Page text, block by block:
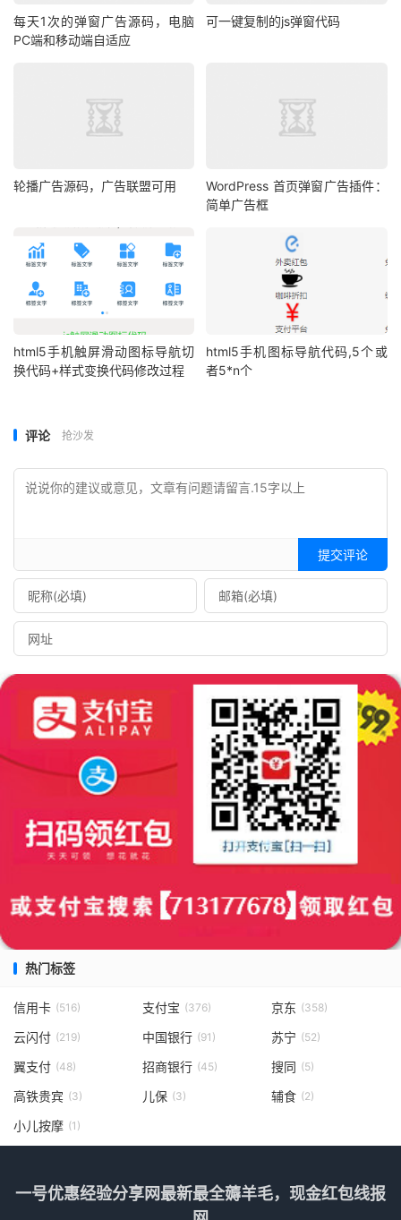
每天1次的弹窗广告源码，电脑
PC端和移动端自适应
可一键复制的js弹窗代码
轮播广告源码，广告联盟可用
WordPress 首页弹窗广告插件：
简单广告框
html5手机触屏滑动图标导航切
换代码+样式变换代码修改过程
html5手机图标导航代码,5个或
者5*n个
评论 抢沙发
提交评论
热门标签
信用卡 (516) 支付宝 (376) 京东 (358)
云闪付 (219) 中国银行 (91) 苏宁 (52)
翼支付 (48) 招商银行 (45) 搜同 (5)
高铁贵宾 (3) 儿保 (3) 辅食 (2)
小儿按摩 (1)
一号优惠经验分享网最新最全薅羊毛，现金红包线报